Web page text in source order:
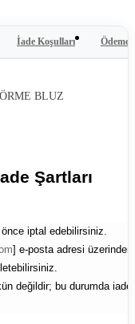
İade Koşulları Ödeme
BLUZ
Şartları
iptal edebilirsiniz.
] e-posta adresi üzerinden
değildir; bu durumda iade